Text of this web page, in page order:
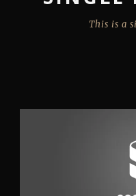
This is a